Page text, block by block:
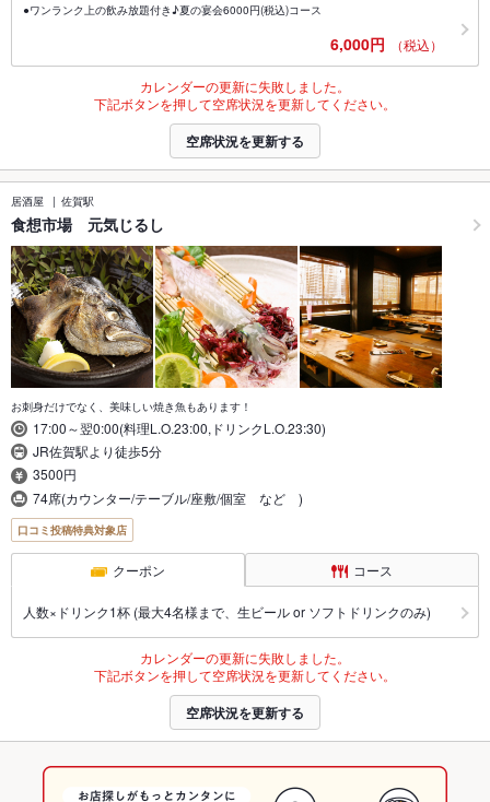
●ワンランク上の飲み放題付き♪夏の宴会6000円(税込)コース
6,000円 （税込）
カレンダーの更新に失敗しました。
下記ボタンを押して空席状況を更新してください。
空席状況を更新する
居酒屋 佐賀駅
食想市場 元気じるし
お刺身だけでなく、美味しい焼き魚もあります！
17:00～翌0:00(料理L.O.23:00,ドリンクL.O.23:30)
JR佐賀駅より徒歩5分
3500円
74席(カウンター/テーブル/座敷/個室 など )
口コミ投稿特典対象店
クーポン コース
人数×ドリンク1杯 (最大4名様まで、生ビール or ソフトドリンクのみ)
カレンダーの更新に失敗しました。
下記ボタンを押して空席状況を更新してください。
空席状況を更新する